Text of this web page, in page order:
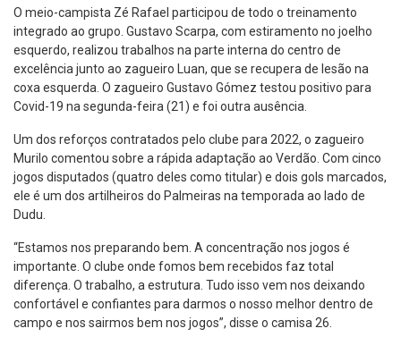
O meio-campista Zé Rafael participou de todo o treinamento
integrado ao grupo. Gustavo Scarpa, com estiramento no joelho
esquerdo, realizou trabalhos na parte interna do centro de
excelência junto ao zagueiro Luan, que se recupera de lesão na
coxa esquerda. O zagueiro Gustavo Gómez testou positivo para
Covid-19 na segunda-feira (21) e foi outra ausência.
Um dos reforços contratados pelo clube para 2022, o zagueiro
Murilo comentou sobre a rápida adaptação ao Verdão. Com cinco
jogos disputados (quatro deles como titular) e dois gols marcados,
ele é um dos artilheiros do Palmeiras na temporada ao lado de
Dudu.
“Estamos nos preparando bem. A concentração nos jogos é
importante. O clube onde fomos bem recebidos faz total
diferença. O trabalho, a estrutura. Tudo isso vem nos deixando
confortável e confiantes para darmos o nosso melhor dentro de
campo e nos sairmos bem nos jogos”, disse o camisa 26.